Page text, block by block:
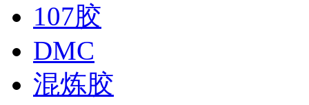
107胶
DMC
混炼胶